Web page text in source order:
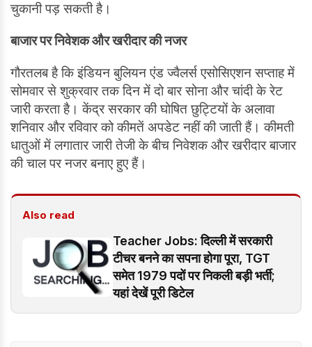
चुकानी पड़ सकती है।
बाजार पर निवेशक और खरीदार की नजर
गौरतलब है कि इंडियन बुलियन एंड ज्वैलर्स एसोसिएशन सप्ताह में
सोमवार से शुक्रवार तक दिन में दो बार सोना और चांदी के रेट
जारी करता है। केंद्र सरकार की घोषित छुट्टियों के अलावा
शनिवार और रविवार को कीमतें अपडेट नहीं की जाती हैं। कीमती
धातुओं में लगातार जारी तेजी के बीच निवेशक और खरीदार बाजार
की चाल पर नजर बनाए हुए हैं।
Also read
Teacher Jobs: दिल्ली में सरकारी
टीचर बनने का सपना होगा पूरा, TGT
समेत 1979 पदों पर निकली बड़ी भर्ती;
यहां देखें पूरी डिटेल